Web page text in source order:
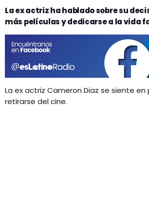
ESLATINO NEWS
ACTUALIDAD
ENTRETENIMIENTO
LOS + TOP
INICIO
RADIO SPLENDID
CONTACTO
La ex actriz ha hablado sobre su
más películas y dedicarse a la vida
La ex actriz Cameron Diaz se siente
retirarse del cine.